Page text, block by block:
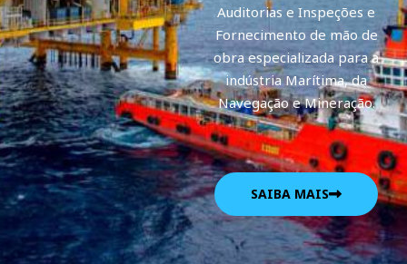
Auditorias e Inspeções e
Fornecimento de mão de
obra especializada para a
indústria Marítima, da
Navegação e Mineração.
SAIBA MAIS